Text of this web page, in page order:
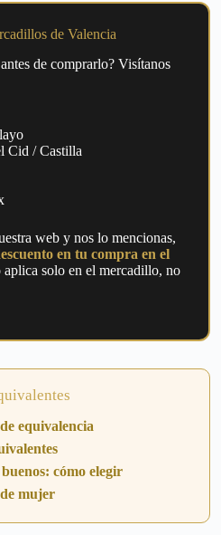
de Valencia
de comprarlo? Visítanos
Cid / Castilla
web y nos lo mencionas,
en tu compra en el
aplica solo en el mercadillo, no
equivalencia
cómo elegir
mujer